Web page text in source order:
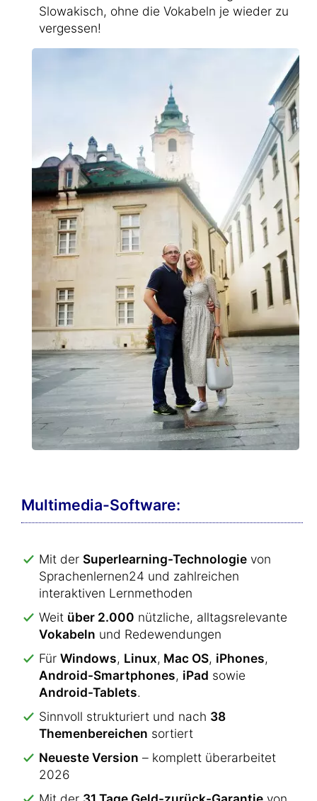
Slowakisch, ohne die Vokabeln je wieder zu
vergessen!
Multimedia-Software:
Mit der Superlearning-Technologie von
Sprachenlernen24 und zahlreichen
interaktiven Lernmethoden
Weit über 2.000 nützliche, alltagsrelevante
Vokabeln und Redewendungen
Für Windows, Linux, Mac OS, iPhones,
Android-Smartphones, iPad sowie
Android-Tablets.
Sinnvoll strukturiert und nach 38
Themenbereichen sortiert
Neueste Version – komplett überarbeitet
2026